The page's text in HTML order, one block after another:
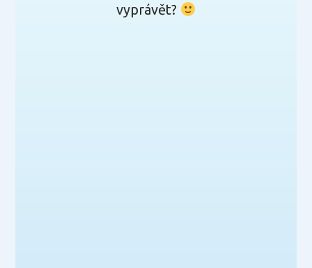
vyprávět?